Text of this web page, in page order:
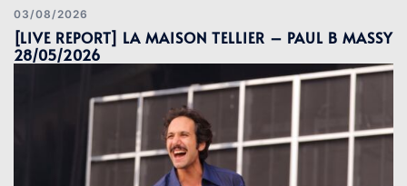
03/08/2026
[LIVE REPORT] LA MAISON TELLIER – PAUL B MASSY
28/05/2026